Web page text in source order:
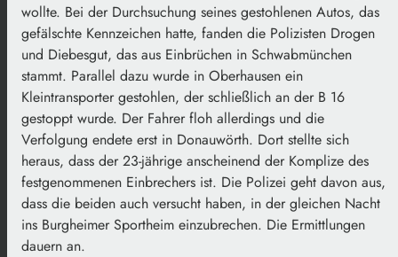
wollte. Bei der Durchsuchung seines gestohlenen Autos, das
gefälschte Kennzeichen hatte, fanden die Polizisten Drogen
und Diebesgut, das aus Einbrüchen in Schwabmünchen
stammt. Parallel dazu wurde in Oberhausen ein
Kleintransporter gestohlen, der schließlich an der B 16
gestoppt wurde. Der Fahrer floh allerdings und die
Verfolgung endete erst in Donauwörth. Dort stellte sich
heraus, dass der 23-jährige anscheinend der Komplize des
festgenommenen Einbrechers ist. Die Polizei geht davon aus,
dass die beiden auch versucht haben, in der gleichen Nacht
ins Burgheimer Sportheim einzubrechen. Die Ermittlungen
dauern an.